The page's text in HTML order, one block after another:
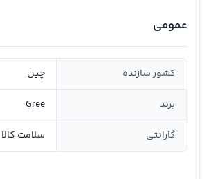
عمومی
کشور سازنده چین
برند Gree
گارانتی سلامت کالا